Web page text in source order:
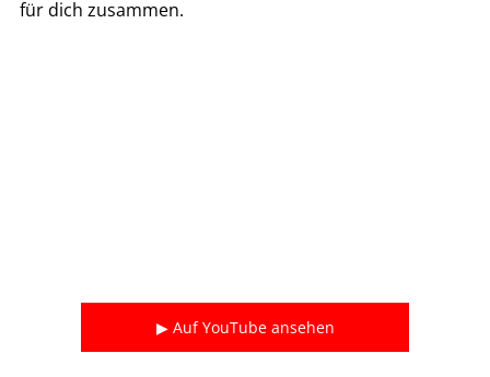
für dich zusammen.
▶ Auf YouTube ansehen